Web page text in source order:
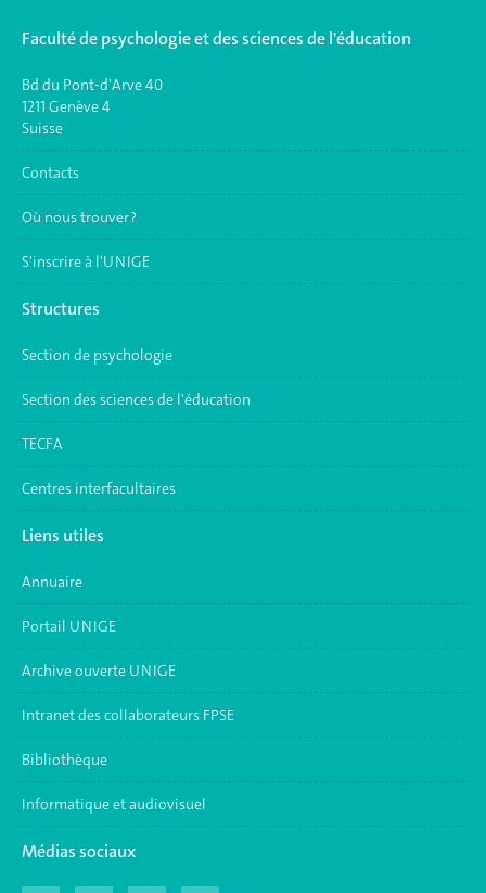
Faculté de psychologie et des sciences de l'éducation
Bd du Pont-d'Arve 40
1211 Genève 4
Suisse
Contacts
Où nous trouver ?
S'inscrire à l'UNIGE
Structures
Section de psychologie
Section des sciences de l'éducation
TECFA
Centres interfacultaires
Liens utiles
Annuaire
Portail UNIGE
Archive ouverte UNIGE
Intranet des collaborateurs FPSE
Bibliothèque
Informatique et audiovisuel
Médias sociaux